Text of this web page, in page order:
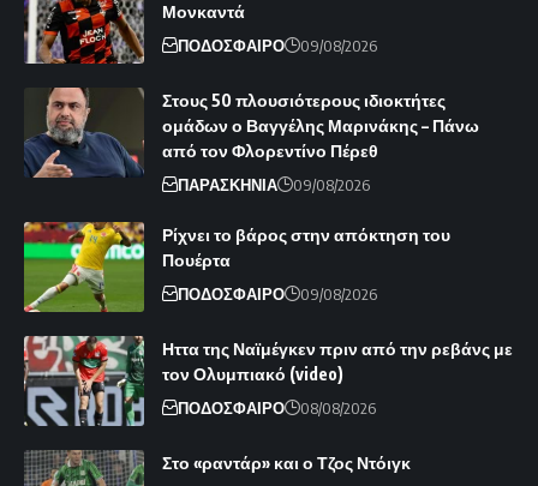
Μονκαντά
ΠΟΔΟΣΦΑΙΡΟ 09/08/2026
Στους 50 πλουσιότερους ιδιοκτήτες
ομάδων ο Βαγγέλης Μαρινάκης – Πάνω
από τον Φλορεντίνο Πέρεθ
ΠΑΡΑΣΚΗΝΙΑ 09/08/2026
Ρίχνει το βάρος στην απόκτηση του
Πουέρτα
ΠΟΔΟΣΦΑΙΡΟ 09/08/2026
Ηττα της Ναϊμέγκεν πριν από την ρεβάνς με
τον Ολυμπιακό (video)
ΠΟΔΟΣΦΑΙΡΟ 08/08/2026
Στο «ραντάρ» και ο Τζος Ντόιγκ